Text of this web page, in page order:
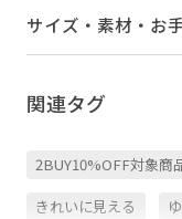
サイズ・素材・お
関連タグ
2BUY10%OFF対象商
きれいに見える